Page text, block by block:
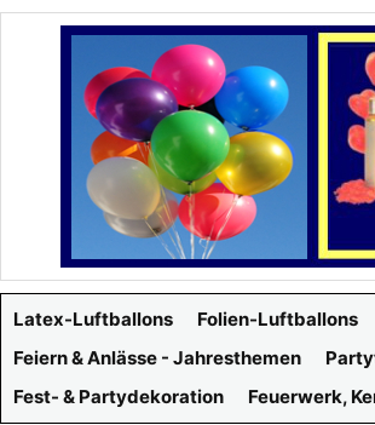
Latex-Luftballons Folien-Luftballons
Feiern & Anlässe - Jahresthemen
Fest- & Partydekoration
Feuerwerk,